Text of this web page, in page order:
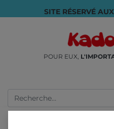
SITE RÉSERVÉ
POUR EUX,